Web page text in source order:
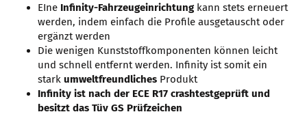
EIne Infinity-Fahrzeugeinrichtungkann stets erneuert
werden, indem einfach die Profile ausgetauscht oder
ergänzt werden
Die wenigen Kunststoffkomponenten können leicht
und schnell entfernt werden. Infinity ist somit ein
stark umweltfreundliches Produkt
Infinity ist nach der ECE R17 crashtestgeprüft und
besitzt das Tüv GS Prüfzeichen